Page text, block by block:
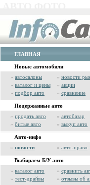
ГЛАВНАЯ
Новые автомобили
» автосалоны » новости
» каталог и цены » акции
» подбор авто » сравнение
Подержанные авто
» продать авто » автобазар
» битые авто » выкуп авто
Авто-инфо
» новости » авто-право
Выбираем Б/У авто
» каталог авто » сравнить
» тест-драйвы » отзывы об